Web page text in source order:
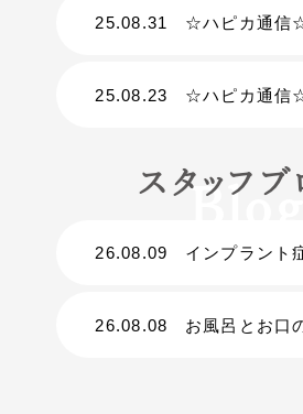
25.08.31 ☆ハピカ通信
25.08.23 ☆ハピカ通信
スタッフブ
26.08.09 インプラント症例３，０００件以上｜Ｄｒ.松原の
26.08.08 お風呂とお口の